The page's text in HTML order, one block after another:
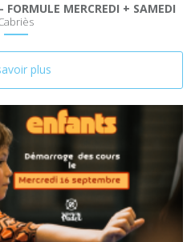
MERCREDI + SAMEDI
plus